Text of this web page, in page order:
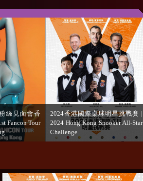
唱會香港站 |
Live ‘YOUR
Whitney 全息演唱會香港站 2023
｜An Evening with Whitney - The
Hologram Concert